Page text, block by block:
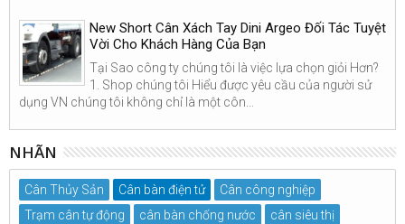
New Short Cân Xách Tay Dini Argeo Đối Tác Tuyệt
Vời Cho Khách Hàng Của Bạn
Tại Sao công ty chúng tôi là việc lựa chọn giỏi Hơn?
1. Shop chúng tôi Hiểu được yêu cầu của người sử
dụng VN chúng tôi không chỉ là một côn...
NHÃN
Cân Thủy Sản Cân bàn điện tử
Cân công nghiệp
Trạm cân tự động
cân bàn chống nước cân siêu thị